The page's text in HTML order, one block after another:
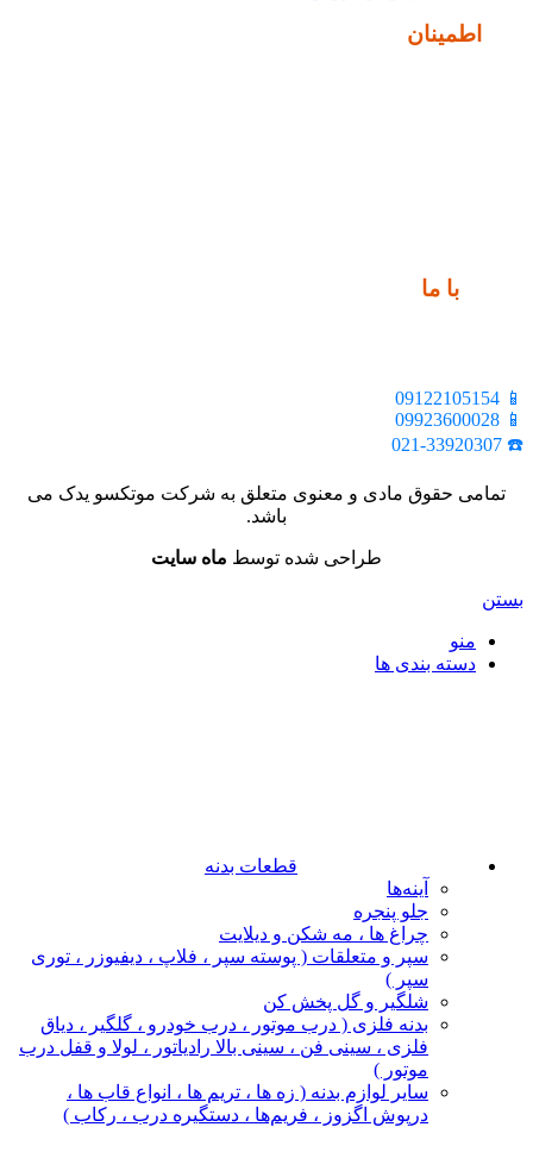
اطمینان
با ما
📱 09122105154
📱 09923600028
☎️ 021-33920307
تمامی حقوق مادی و معنوی متعلق به شرکت موتکسو یدک می
باشد.
طراحی شده توسط ماه سایت
بستن
منو
دسته بندی ها
قطعات بدنه
آینه‌ها
جلو پنجره
چراغ‌ ها ، مه‌ شکن و دیلایت
سپر و متعلقات ( پوسته سپر ، فلاپ ، دیفیوزر ، توری
سپر )
شلگیر و گل‌ پخش‌ کن
بدنه فلزی ( درب موتور ، درب خودرو ، گلگیر ، دیاق
فلزی ، سینی فن ، سینی بالا رادیاتور ، لولا و قفل درب
موتور )
سایر لوازم بدنه ( زه ها ، تریم ها ، انواع قاب ها ،
درپوش اگزوز ، فریم‌ها ، دستگیره درب ، رکاب )